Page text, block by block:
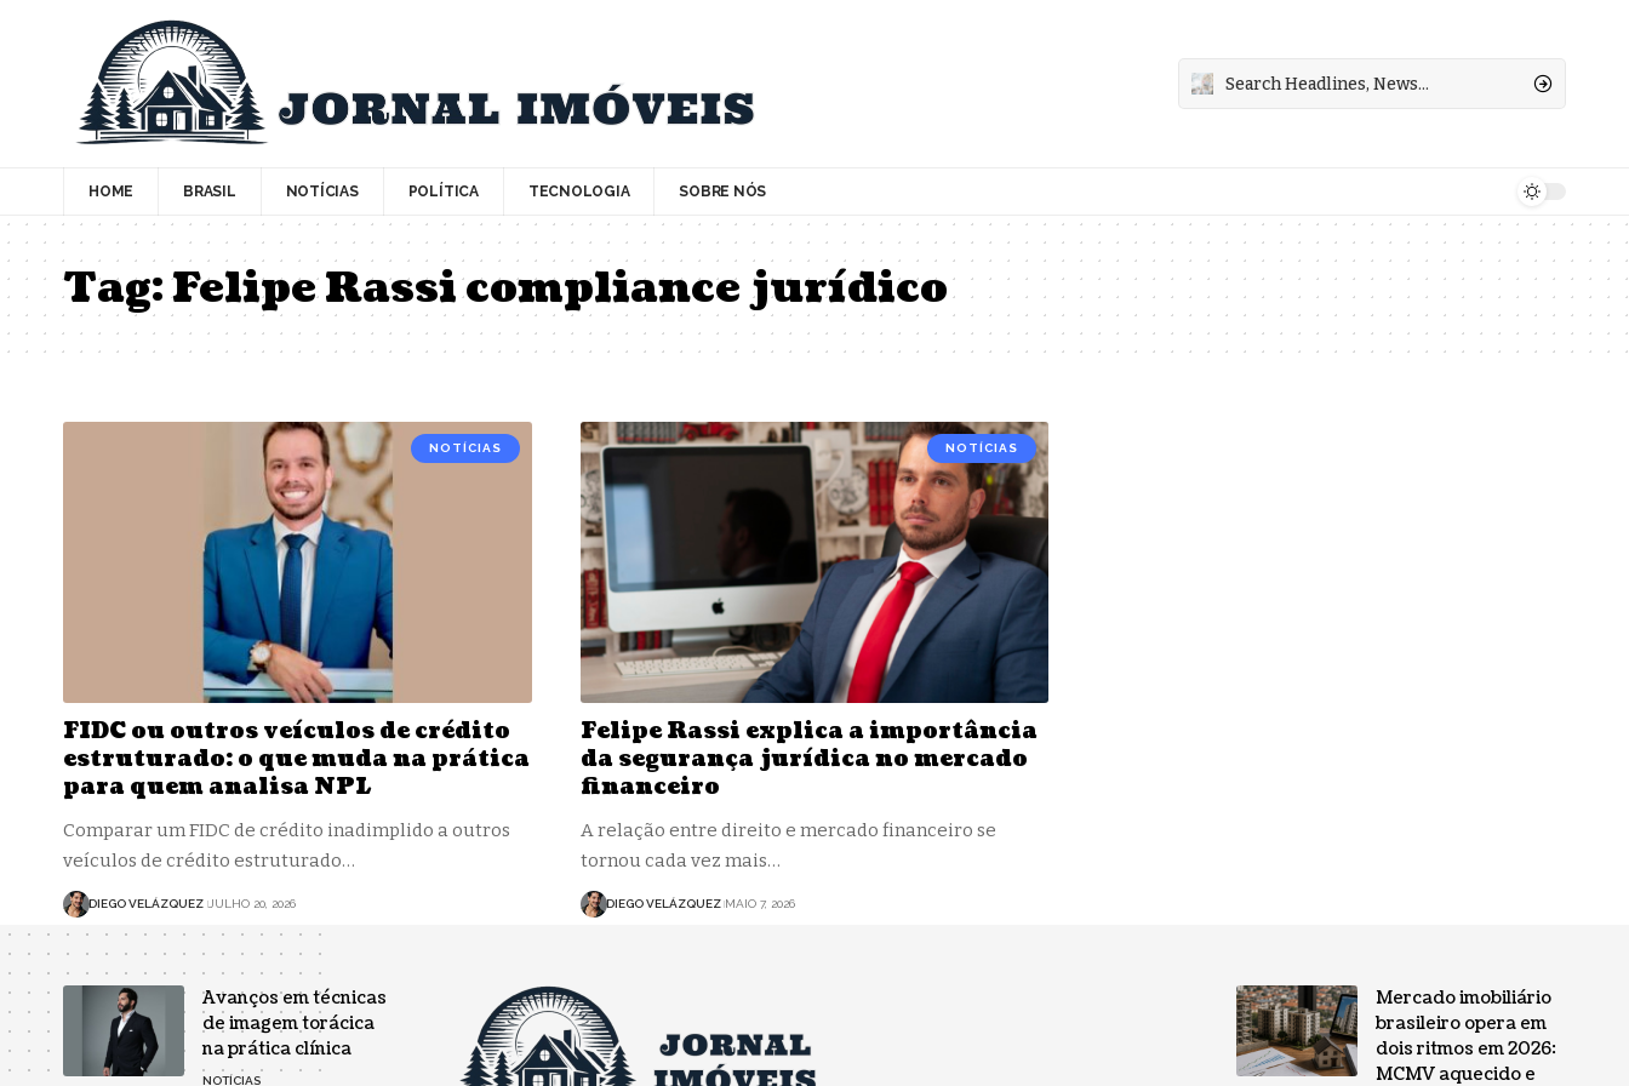
HOME BRASIL NOTÍCIAS POLÍTICA TECNOLOGIA SOBRE NÓS
Tag:Felipe Rassi compliance jurídico
NOTÍCIAS
FIDC ou outros veículos de crédito
estruturado: o que muda na prática
para quem analisa NPL
Comparar um FIDC de crédito inadimplido a outros
veículos de crédito estruturado…
DIEGO VELÁZQUEZ JULHO 20, 2026
NOTÍCIAS
Felipe Rassi explica a importância
da segurança jurídica no mercado
financeiro
A relação entre direito e mercado financeiro se
tornou cada vez mais…
DIEGO VELÁZQUEZ MAIO 7, 2026
Avanços em técnicas
de imagem torácica
na prática clínica
NOTÍCIAS
Mercado imobiliário
brasileiro opera em
dois ritmos em 2026:
MCMV aquecido e